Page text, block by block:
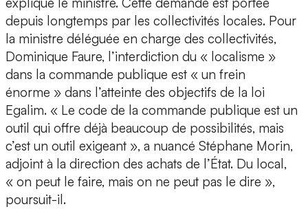
depuis longtemps par les collectivités locales. Pour
la ministre déléguée en charge des collectivités,
Dominique Faure, l’interdiction du « localisme »
dans la commande publique est « un frein
énorme » dans l’atteinte des objectifs de la loi
Egalim. « Le code de la commande publique est un
outil qui offre déjà beaucoup de possibilités, mais
c’est un outil exigeant », a nuancé Stéphane Morin,
adjoint à la direction des achats de l’État. Du local,
« on peut le faire, mais on ne peut pas le dire »,
poursuit-il.